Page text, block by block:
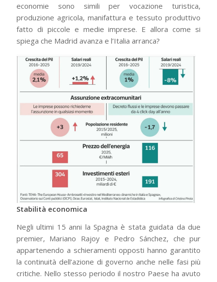
economie sono simili per vocazione turistica,
produzione agricola, manifattura e tessuto produttivo
fatto di piccole e medie imprese. E allora come si
spiega che Madrid avanza e l’Italia arranca?
Stabilità economica
Negli ultimi 15 anni la Spagna è stata guidata da due
premier, Mariano Rajoy e Pedro Sánchez, che pur
appartenendo a schieramenti opposti hanno garantito
la continuità dell’azione di governo anche nelle fasi più
critiche. Nello stesso periodo il nostro Paese ha avuto